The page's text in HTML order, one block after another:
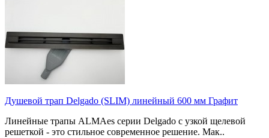
Душевой трап Delgado (SLIM) линейный 600 мм Графит
Линейные трапы ALMAes серии Delgado с узкой щелевой
решеткой - это стильное современное решение. Мак..